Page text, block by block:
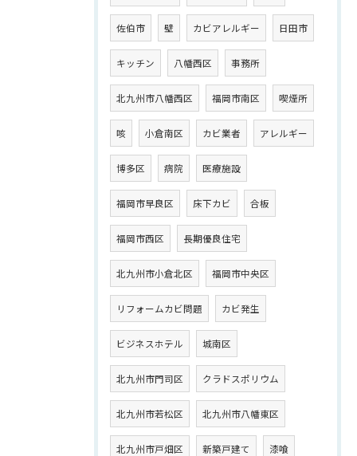
佐伯市 壁 カビアレルギー 日田市
キッチン 八幡西区 事務所
北九州市八幡西区 福岡市南区 喫煙所
咳 小倉南区 カビ業者 アレルギー
博多区 病院 医療施設
福岡市早良区 床下カビ 合板
福岡市西区 長期優良住宅
北九州市小倉北区 福岡市中央区
リフォームカビ問題 カビ発生
ビジネスホテル 城南区
北九州市門司区 クラドスポリウム
北九州市若松区 北九州市八幡東区
北九州市戸畑区 新築戸建て 漆喰